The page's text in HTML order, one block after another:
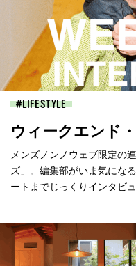
LIFESTYLE
ウィークエンド
メンズノンノウェブ限定の
ズ」。編集部がいま気にな
ートまでじっくりインタビュ